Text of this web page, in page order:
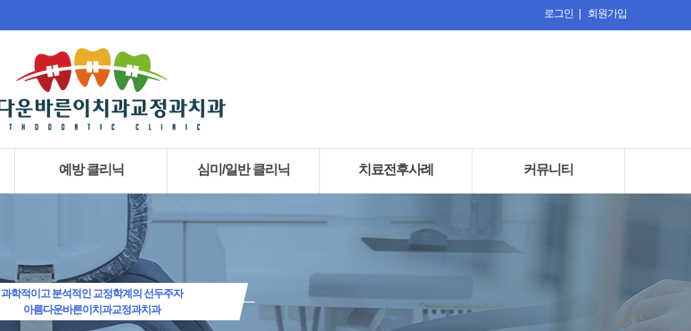
로그인 | 회원가입
예방 클리닉 심미/일반 클리닉 치료전후사례 커뮤니티
· 예방치료
· 지르코니아 크라운
· 치아미백
· 치료전후사례
· 치료후기 · 온라인상담
· 치과교정과 칼럼
과학적이고 분석적인 교정학계의 선두주자
아름다운바른이치과교정과치과